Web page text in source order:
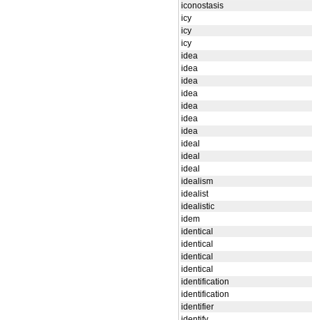
iconostasis
icy
icy
icy
idea
idea
idea
idea
idea
idea
idea
ideal
ideal
ideal
idealism
idealist
idealistic
idem
identical
identical
identical
identical
identification
identification
identifier